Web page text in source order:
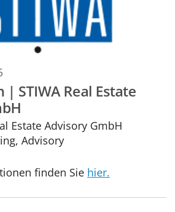
STIWA Real Estate
Estate Advisory GmbH
Advisory
finden Sie hier.